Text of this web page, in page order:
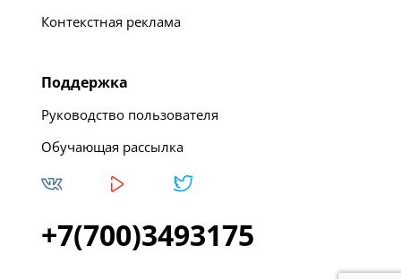
Контекстная реклама
Поддержка
Руководство пользователя
Обучающая рассылка
+7(700)3493175